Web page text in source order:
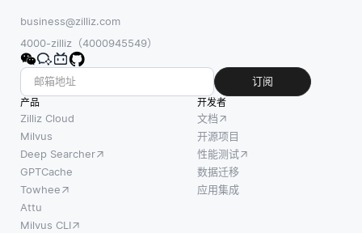
business@zilliz.com
4000-zilliz（4000945549）
订阅
产品
Zilliz Cloud
Milvus
Deep Searcher
GPTCache
Towhee
Attu
Milvus CLI
开发者
文档
开源项目
性能测试
数据迁移
应用集成